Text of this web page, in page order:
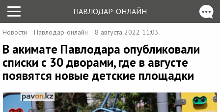
ПАВЛОДАР-ОНЛАЙН
Новости Павлодар-онлайн 8 августа 2022 11:03
В акимате Павлодара опубликовали
списки с 30 дворами, где в августе
появятся новые детские площадки